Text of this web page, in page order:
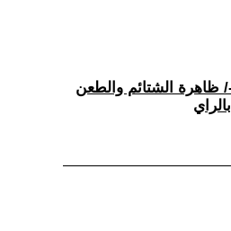
ظاهرة الشتائم والطعن